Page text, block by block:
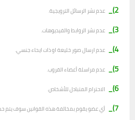
2)_ عدم نشر الرسائل الترويجية.
3)_ عدم نشر الروابط والفيديوهات.
4)_ عدم ارسال صور خليعة او ذات ايحاء جنسي.
5)_ عدم مراسلة أعضاء القروب.
6)_ الاحترام المتبادل للأشخاص.
7)_ أي عضو يقوم بمخالفة هذه القوانين سوف يتم